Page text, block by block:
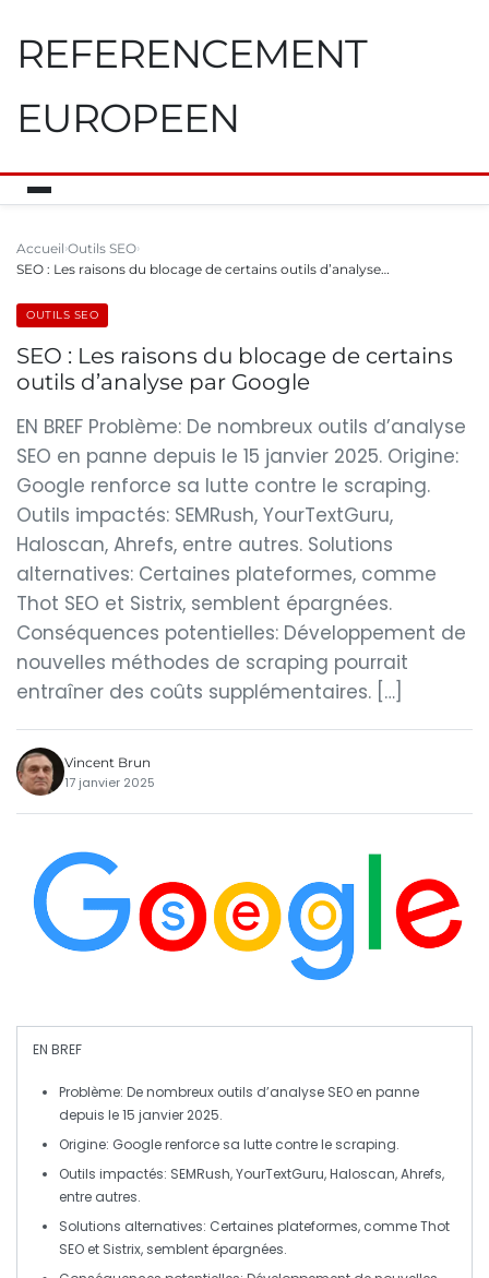
REFERENCEMENT
EUROPEEN
Accueil Outils SEO
SEO : Les raisons du blocage de certains outils d’analyse…
OUTILS SEO
SEO : Les raisons du blocage de certains
outils d’analyse par Google
EN BREF Problème: De nombreux outils d’analyse
SEO en panne depuis le 15 janvier 2025. Origine:
Google renforce sa lutte contre le scraping.
Outils impactés: SEMRush, YourTextGuru,
Haloscan, Ahrefs, entre autres. Solutions
alternatives: Certaines plateformes, comme
Thot SEO et Sistrix, semblent épargnées.
Conséquences potentielles: Développement de
nouvelles méthodes de scraping pourrait
entraîner des coûts supplémentaires. […]
Vincent Brun
17 janvier 2025
EN BREF
Problème: De nombreux outils d’analyse SEO en panne
depuis le 15 janvier 2025.
Origine: Google renforce sa lutte contre le scraping.
Outils impactés: SEMRush, YourTextGuru, Haloscan, Ahrefs,
entre autres.
Solutions alternatives: Certaines plateformes, comme Thot
SEO et Sistrix, semblent épargnées.